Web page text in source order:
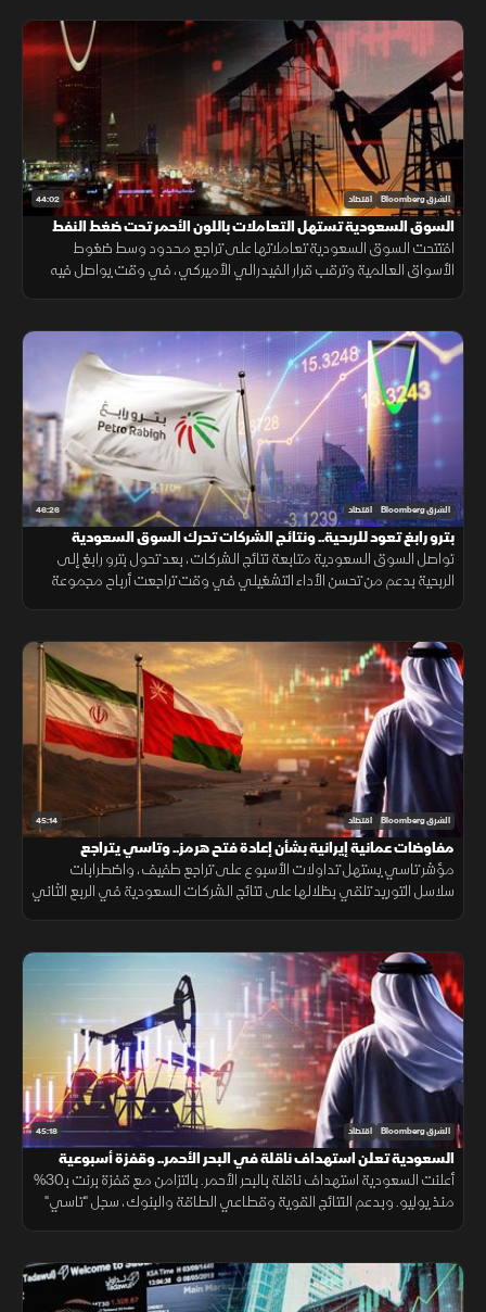
44:02 الشرق Bloomberg اقتصاد
السوق السعودية تستهل التعاملات باللون الأحمر تحت ضغط النفط
افتتحت السوق السعودية تعاملاتها على تراجع محدود وسط ضغوط
الأسواق العالمية وترقب قرار الفيدرالي الأميركي، في وقت يواصل فيه
46:26 الشرق Bloomberg اقتصاد
بترو رابغ تعود للربحية.. ونتائج الشركات تحرك السوق السعودية
تواصل السوق السعودية متابعة نتائج الشركات، بعد تحول بترو رابغ إلى
الربحية بدعم من تحسن الأداء التشغيلي في وقت تراجعت أرباح مجموعة
45:14 الشرق Bloomberg اقتصاد
مفاوضات عمانية إيرانية بشأن إعادة فتح هرمز.. وتاسي يتراجع
مؤشر تاسي يستهل تداولات الأسبوع على تراجع طفيف، واضطرابات
سلاسل التوريد تلقي بظلالها على نتائج الشركات السعودية في الربع الثاني
45:18 الشرق Bloomberg اقتصاد
السعودية تعلن استهداف ناقلة في البحر الأحمر.. وقفزة أسبوعية
لـ"تاسي"
أعلنت السعودية استهداف ناقلة بالبحر الأحمر. بالتزامن مع قفزة برنت بـ30%
منذ يوليو. وبدعم النتائج القوية وقطاعي الطاقة والبنوك، سجل "تاسي"